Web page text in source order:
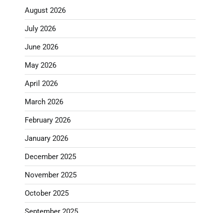
August 2026
July 2026
June 2026
May 2026
April 2026
March 2026
February 2026
January 2026
December 2025
November 2025
October 2025